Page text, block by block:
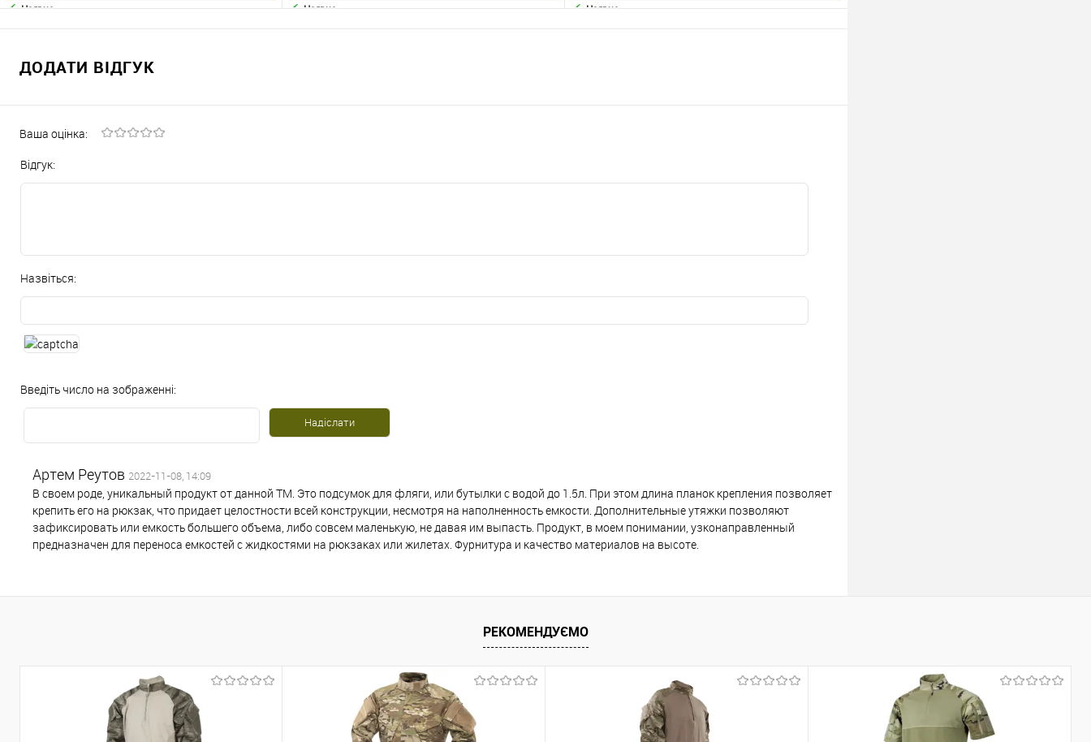
Наявне
Наявне
Наявне
ДОДАТИ ВІДГУК
Ваша оцінка:
Відгук:
Назвіться:
Введіть число на зображенні:
Артем Реутов 2022-11-08, 14:09
В своем роде, уникальный продукт от данной ТМ. Это подсумок для фляги, или бутылки с водой до 1.5л. При этом длина планок крепления позволяет
крепить его на рюкзак, что придает целостности всей конструкции, несмотря на наполненность емкости. Дополнительные утяжки позволяют
зафиксировать или емкость большего объема, либо совсем маленькую, не давая им выпасть. Продукт, в моем понимании, узконаправленный
предназначен для переноса емкостей с жидкостями на рюкзаках или жилетах. Фурнитура и качество материалов на высоте.
РЕКОМЕНДУЄМО